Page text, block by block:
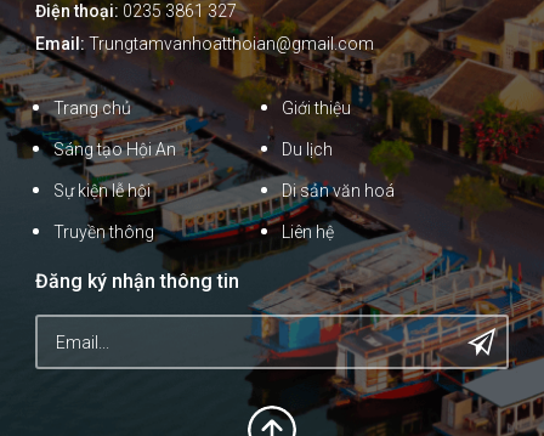
Điện thoại: 0235 3861 327
Email: Trungtamvanhoatthoian@gmail.com
Trang chủ Giới thiệu
Sáng tạo Hội An Du lịch
Sự kiện lễ hội Di sản văn hoá
Truyền thông Liên hệ
Đăng ký nhận thông tin